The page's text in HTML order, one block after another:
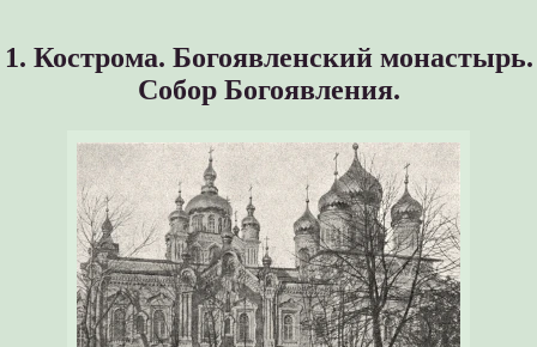
1. Кострома. Богоявленский монастырь.
Собор Богоявления.